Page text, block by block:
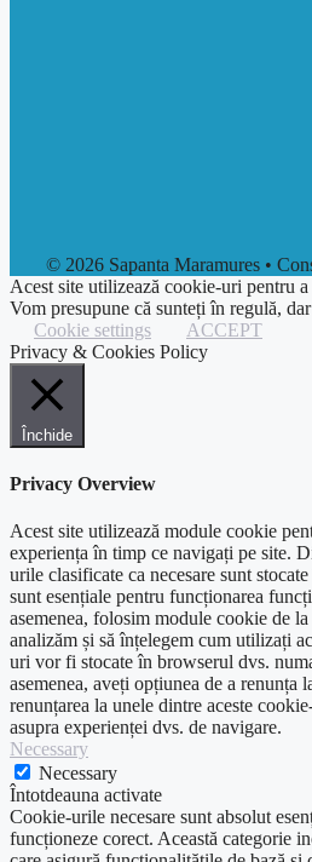
© 2026 Sapanta Maramures •
Acest site utilizează cookie-uri pentru
Vom presupune că sunteți în regulă,
Cookie settings
ACCEPT
Privacy & Cookies Policy
Închide
Privacy Overview
Acest site utilizează module cookie
experiența în timp ce navigați pe site.
urile clasificate ca necesare sunt
sunt esențiale pentru funcționarea
asemenea, folosim module cookie de
analizăm și să înțelegem cum utilizați
uri vor fi stocate în browserul dvs.
asemenea, aveți opțiunea de a renunța
renunțarea la unele dintre aceste
asupra experienței dvs. de navigare.
Necessary
Necessary
Întotdeauna activate
Cookie-urile necesare sunt absolut
funcționeze corect. Această categorie